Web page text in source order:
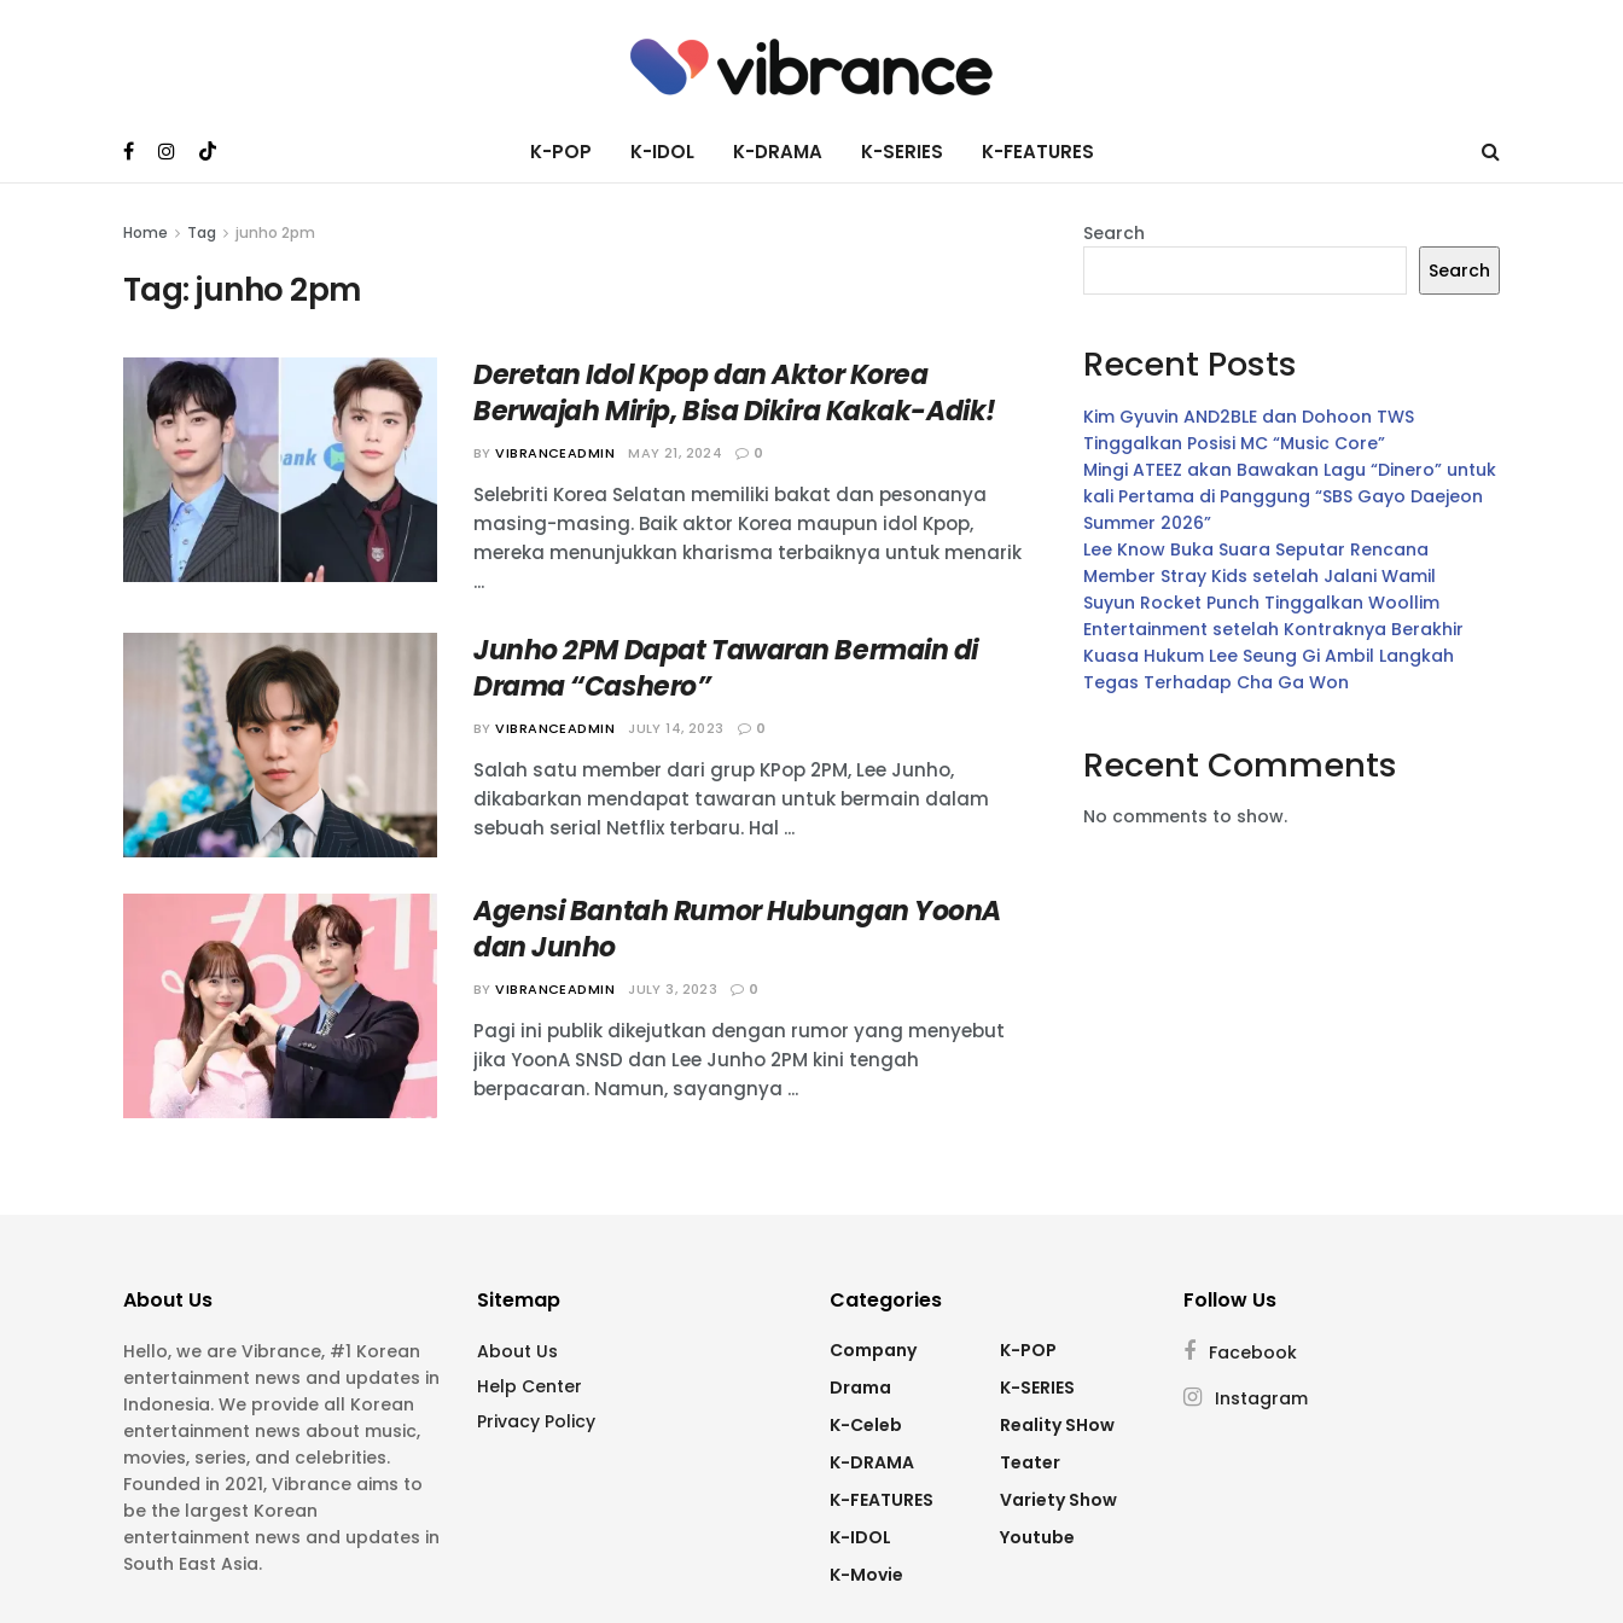
K-POP K-IDOL K-DRAMA K-SERIES K-FEATURES
Home Tag junho 2pm
Tag:junho 2pm
Deretan Idol Kpop dan Aktor Korea
Berwajah Mirip, Bisa Dikira Kakak-Adik!
BY VIBRANCEADMIN MAY 21, 2024 0
Selebriti Korea Selatan memiliki bakat dan pesonanya
masing-masing. Baik aktor Korea maupun idol Kpop,
mereka menunjukkan kharisma terbaiknya untuk menarik
...
Junho 2PM Dapat Tawaran Bermain di
Drama “Cashero”
BY VIBRANCEADMIN JULY 14, 2023 0
Salah satu member dari grup KPop 2PM, Lee Junho,
dikabarkan mendapat tawaran untuk bermain dalam
sebuah serial Netflix terbaru. Hal ...
Agensi Bantah Rumor Hubungan YoonA
dan Junho
BY VIBRANCEADMIN JULY 3, 2023 0
Pagi ini publik dikejutkan dengan rumor yang menyebut
jika YoonA SNSD dan Lee Junho 2PM kini tengah
berpacaran. Namun, sayangnya ...
Search
Search
Recent Posts
Kim Gyuvin AND2BLE dan Dohoon TWS
Tinggalkan Posisi MC “Music Core”
Mingi ATEEZ akan Bawakan Lagu “Dinero” untuk
kali Pertama di Panggung “SBS Gayo Daejeon
Summer 2026”
Lee Know Buka Suara Seputar Rencana
Member Stray Kids setelah Jalani Wamil
Suyun Rocket Punch Tinggalkan Woollim
Entertainment setelah Kontraknya Berakhir
Kuasa Hukum Lee Seung Gi Ambil Langkah
Tegas Terhadap Cha Ga Won
Recent Comments
No comments to show.
About Us
Hello, we are Vibrance, #1 Korean
entertainment news and updates in
Indonesia. We provide all Korean
entertainment news about music,
movies, series, and celebrities.
Founded in 2021, Vibrance aims to
be the largest Korean
entertainment news and updates in
South East Asia.
Sitemap
About Us
Help Center
Privacy Policy
Categories
Company
Drama
K-Celeb
K-DRAMA
K-FEATURES
K-IDOL
K-Movie
K-POP
K-SERIES
Reality SHow
Teater
Variety Show
Youtube
Follow Us
Facebook
Instagram